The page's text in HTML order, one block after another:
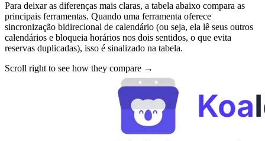
Para deixar as diferenças mais claras, a tabela abaixo compara as
principais ferramentas. Quando uma ferramenta oferece
sincronização bidirecional de calendário (ou seja, ela lê seus outros
calendários e bloqueia horários nos dois sentidos, o que evita
reservas duplicadas), isso é sinalizado na tabela.
Scroll right to see how they compare →